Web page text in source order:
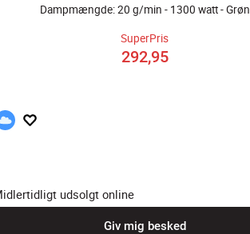
Dampmængde: 20 g/min - 1300 watt - Grøn
SuperPris
292,95
udsolgt online
Giv mig besked